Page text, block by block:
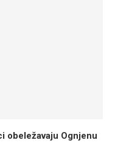
obeležavaju Ognjenu